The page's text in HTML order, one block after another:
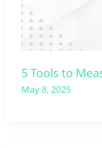
5 Tools to
May 8, 2025